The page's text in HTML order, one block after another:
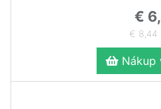
€
€ 8,44
Nákup